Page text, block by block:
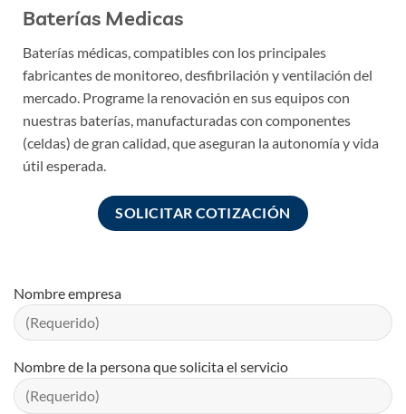
Baterías Medicas
Baterías médicas, compatibles con los principales
fabricantes de monitoreo, desfibrilación y ventilación del
mercado. Programe la renovación en sus equipos con
nuestras baterías, manufacturadas con componentes
(celdas) de gran calidad, que aseguran la autonomía y vida
útil esperada.
SOLICITAR COTIZACIÓN
Nombre empresa
Nombre de la persona que solicita el servicio